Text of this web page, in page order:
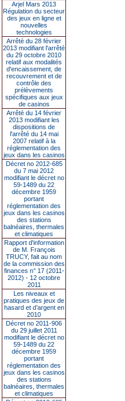
Arjel Mars 2013
Régulation du secteur
des jeux en ligne et
nouvelles
technologies
Arrêté du 28 février
2013 modifiant l'arrêté
du 29 octobre 2010
relatif aux modalités
d'encaissement, de
recouvrement et de
contrôle des
prélèvements
spécifiques aux jeux
de casinos
Arrêté du 14 février
2013 modifiant les
dispositions de
l'arrêté du 14 mai
2007 relatif à la
réglementation des
jeux dans les casinos
Décret no 2012-685
du 7 mai 2012
modifiant le décret no
59-1489 du 22
décembre 1959
portant
réglementation des
jeux dans les casinos
des stations
balnéaires, thermales
et climatiques
Rapport d'information
de M. François
TRUCY, fait au nom
de la commission des
finances n° 17 (2011-
2012) - 12 octobre
2011
Les niveaux et
pratiques des jeux de
hasard et d’argent en
2010
Décret no 2011-906
du 29 juillet 2011
modifiant le décret no
59-1489 du 22
décembre 1959
portant
réglementation des
jeux dans les casinos
des stations
balnéaires, thermales
et climatiques